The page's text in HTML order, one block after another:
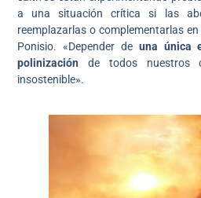
a una situación crítica si las
reemplazarlas o complementarlas
Ponisio. «Depender de una única
polinizaciónde todos nuestros
insostenible».